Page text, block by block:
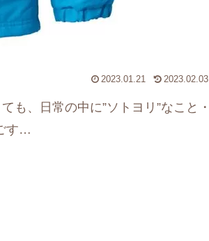
2023.01.21 2023.02.03
も、日常の中に”ソトヨリ”なこと・
す…